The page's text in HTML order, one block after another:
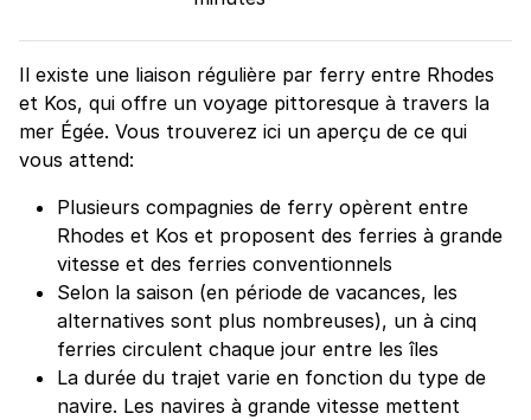
Il existe une liaison régulière par ferry entre Rhodes
et Kos, qui offre un voyage pittoresque à travers la
mer Égée. Vous trouverez ici un aperçu de ce qui
vous attend:
Plusieurs compagnies de ferry opèrent entre
Rhodes et Kos et proposent des ferries à grande
vitesse et des ferries conventionnels
Selon la saison (en période de vacances, les
alternatives sont plus nombreuses), un à cinq
ferries circulent chaque jour entre les îles
La durée du trajet varie en fonction du type de
navire. Les navires à grande vitesse mettent